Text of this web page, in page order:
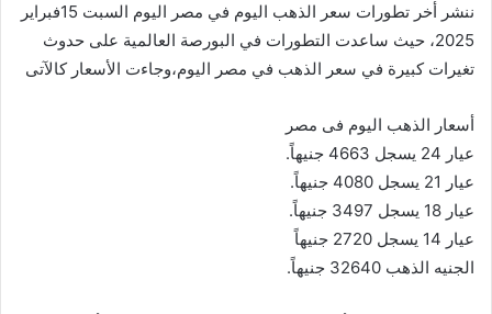
ننشر أخر تطورات سعر الذهب اليوم في مصر اليوم السبت 15فبراير
2025، حيث ساعدت التطورات في البورصة العالمية على حدوث
تغيرات كبيرة في سعر الذهب في مصر اليوم،وجاءت الأسعار كالآتى
أسعار الذهب اليوم فى مصر
عيار 24 يسجل 4663 جنيهاً.
عيار 21 يسجل 4080 جنيهاً.
عيار 18 يسجل 3497 جنيهاً.
عيار 14 يسجل 2720 جنيهاً
الجنيه الذهب 32640 جنيهاً.